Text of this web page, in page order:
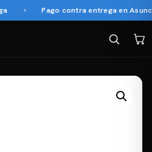
Pago contra entrega en